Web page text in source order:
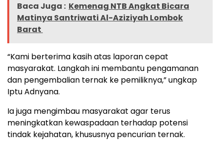
Baca Juga : Kemenag NTB Angkat Bicara
Matinya Santriwati Al-Aziziyah Lombok
Barat
“Kami berterima kasih atas laporan cepat
masyarakat. Langkah ini membantu pengamanan
dan pengembalian ternak ke pemiliknya,” ungkap
Iptu Adnyana.
Ia juga mengimbau masyarakat agar terus
meningkatkan kewaspadaan terhadap potensi
tindak kejahatan, khususnya pencurian ternak.